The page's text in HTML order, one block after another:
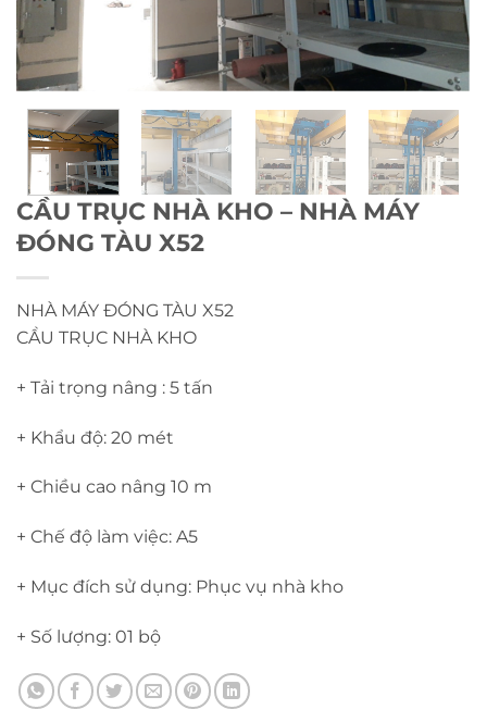
CẦU TRỤC NHÀ KHO – NHÀ MÁY
ĐÓNG TÀU X52
NHÀ MÁY ĐÓNG TÀU X52
CẦU TRỤC NHÀ KHO
+ Tải trọng nâng : 5 tấn
+ Khẩu độ: 20 mét
+ Chiều cao nâng 10 m
+ Chế độ làm việc: A5
+ Mục đích sử dụng: Phục vụ nhà kho
+ Số lượng: 01 bộ